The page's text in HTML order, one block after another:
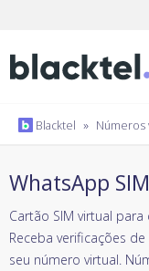
Blacktel » Números
WhatsApp
Cartão SIM virtual
Receba verificações
seu número virtual.